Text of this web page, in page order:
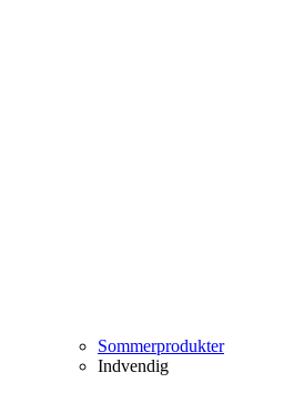
Sommerprodukter
Indvendig